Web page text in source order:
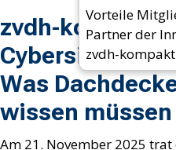
Vorteile
Partner der
zvdh-kompakt
zvdh-kompakt
Was
wissen müssen
Am 21. November 2025 trat